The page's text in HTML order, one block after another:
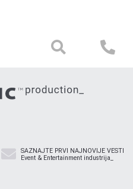
SAZNAJTE PRVI NAJNOVIJE VESTI
Event & Entertainment industrija_